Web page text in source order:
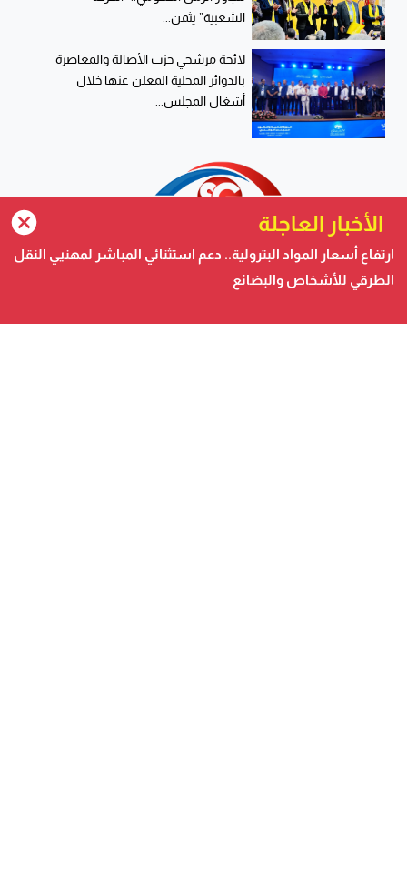
الشعبية” يثمن...
لائحة مرشحي حزب الأصالة والمعاصرة
بالدوائر المحلية المعلن عنها خلال
أشغال المجلس...
safigoud media
الأخبار العاجلة
ارتفاع أسعار المواد البترولية.. دعم استثنائي المباشر لمهنيي النقل
الطرقي للأشخاص والبضائع